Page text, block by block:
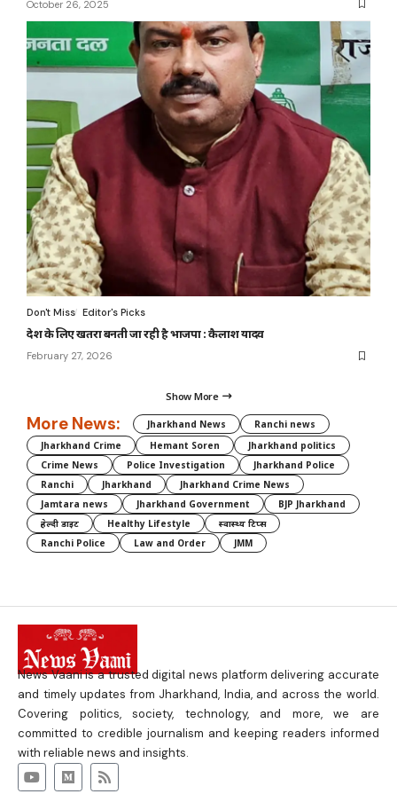
October 26, 2025
Don't Miss Editor's Picks
देश के लिए खतरा बनती जा रही है भाजपा : कैलाश यादव
February 27, 2026
Show More
More News: Jharkhand News
Ranchi news
Jharkhand Crime
Hemant Soren
Jharkhand politics
Crime News
Police Investigation
Jharkhand Police
Ranchi
Jharkhand
Jharkhand Crime News
Jamtara news
Jharkhand Government
BJP Jharkhand
हेल्दी डाइट
Healthy Lifestyle
स्वास्थ्य टिप्स
Ranchi Police
Law and Order JMM
News Vaani is a trusted digital news platform delivering accurate
and timely updates from Jharkhand, India, and across the world.
Covering politics, society, technology, and more, we are
committed to credible journalism and keeping readers informed
with reliable news and insights.